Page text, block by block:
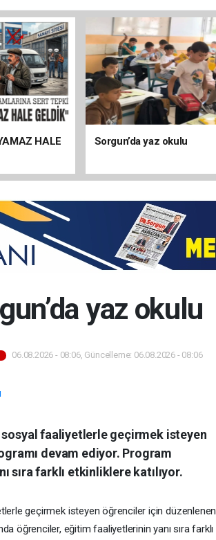
HALE
Sorgun’da yaz okulu
yaz okulu
06.08.2026 - 08:06, Güncelleme: 06.08.2026 - 08:06
faaliyetlerle geçirmek isteyen
devam ediyor. Program
sıra farklı etkinliklere katılıyor.
geçirmek isteyen öğrenciler için düzenlenen
öğrenciler, eğitim faaliyetlerinin yanı sıra farklı